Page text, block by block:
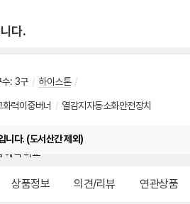
다.
: 3구 / 하이스톤 /
화력이중버너 / 열감지자동소화안전장치
니다. (도서산간 제외)
상품정보 의견/리뷰 연관상품